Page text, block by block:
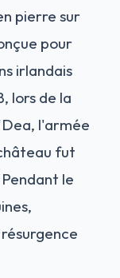
pierre sur
pour
irlandais
lors de la
l'armée
fut
le